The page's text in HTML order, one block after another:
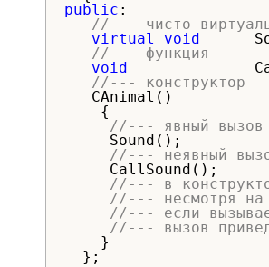
public :
//--- чисто
virtual
void
//--- функция
void
//--- конструктор
CAnimal()
{
//--- явный вызов
Sound();
//--- неявный
CallSound();
//--- в
//--- несмотря на
//--- если
//--- вызов
}
};